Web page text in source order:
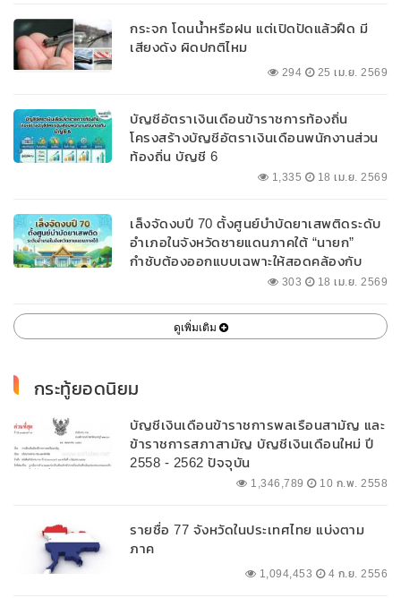
กระจก โดนน้ำหรือฝน แต่เปิดปัดแล้วฝืด มี
เสียงดัง ผิดปกติไหม
294 25 เม.ย. 2569
บัญชีอัตราเงินเดือนข้าราชการท้องถิ่น
โครงสร้างบัญชีอัตราเงินเดือนพนักงานส่วน
ท้องถิ่น บัญชี 6
1,335 18 เม.ย. 2569
เล็งจัดงบปี 70 ตั้งศูนย์บำบัดยาเสพติดระดับ
อำเภอในจังหวัดชายแดนภาคใต้ “นายก”
กำชับต้องออกแบบเฉพาะให้สอดคล้องกับ
303 18 เม.ย. 2569
ดูเพิ่มเติม
กระทู้ยอดนิยม
บัญชีเงินเดือนข้าราชการพลเรือนสามัญ และ
ข้าราชการสภาสามัญ บัญชีเงินเดือนใหม่ ปี
2558 - 2562 ปัจจุบัน
1,346,789 10 ก.พ. 2558
รายชื่อ 77 จังหวัดในประเทศไทย แบ่งตาม
ภาค
1,094,453 4 ก.ย. 2556